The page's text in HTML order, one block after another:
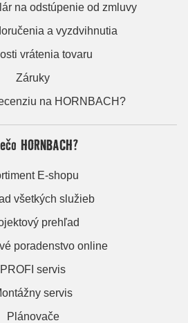
na odstúpenie od zmluvy
a vyzdvihnutia
vrátenia tovaru
Záruky
na HORNBACH?
HORNBACH?
E-shopu
všetkých služieb
prehľad
poradenstvo online
PROFI servis
servis
Plánovače